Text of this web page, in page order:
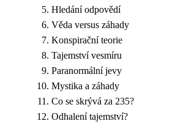
Hledání odpovědí
Věda versus záhady
Konspirační teorie
Tajemství vesmíru
Paranormální jevy
Mystika a záhady
Co se skrývá za 235?
Odhalení tajemství?